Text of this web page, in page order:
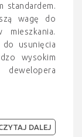
standardem.
wagę do
mieszkania.
usunięcia
wysokim
DALEJ